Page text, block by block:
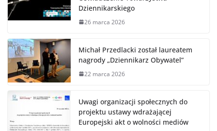
Dziennikarskiego
26 marca 2026
Michał Przedlacki został laureatem
nagrody „Dziennikarz Obywatel”
22 marca 2026
Uwagi organizacji społecznych do
projektu ustawy wdrażającej
Europejski akt o wolności mediów